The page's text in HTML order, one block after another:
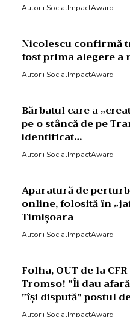
Autorii SocialImpactAward
Nicolescu confirmă
fost prima alegere a
Autorii SocialImpactAward
Bărbatul care a
pe o stâncă de pe
identificat…
Autorii SocialImpactAward
Aparatură de
online, folosită în
Timișoara
Autorii SocialImpactAward
Folha, OUT de la
Tromso! ”Îi dau
”își dispută” postul
Autorii SocialImpactAward